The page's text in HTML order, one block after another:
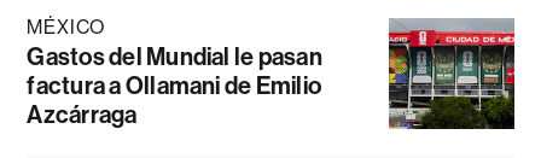
MÉXICO
Gastos del Mundial le pasan
factura a Ollamani de Emilio
Azcárraga